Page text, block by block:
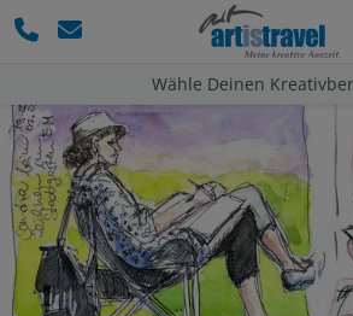
Wähle Deinen